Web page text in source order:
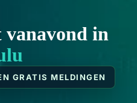
in
GRATIS MELDINGEN